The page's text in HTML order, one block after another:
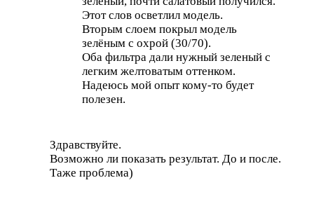
Этот слов осветлил модель.
Вторым слоем покрыл модель
зелёным с охрой (30/70).
Оба фильтра дали нужный зеленый с
легким желтоватым оттенком.
Надеюсь мой опыт кому-то будет
полезен.
Здравствуйте.
Возможно ли показать результат. До и после.
Таже проблема)